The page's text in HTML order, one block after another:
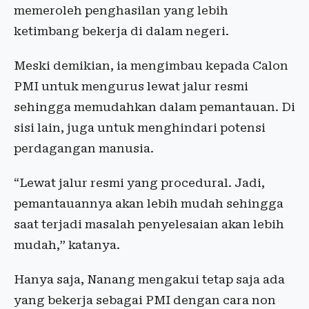
memeroleh penghasilan yang lebih
ketimbang bekerja di dalam negeri.
Meski demikian, ia mengimbau kepada Calon
PMI untuk mengurus lewat jalur resmi
sehingga memudahkan dalam pemantauan. Di
sisi lain, juga untuk menghindari potensi
perdagangan manusia.
“Lewat jalur resmi yang procedural. Jadi,
pemantauannya akan lebih mudah sehingga
saat terjadi masalah penyelesaian akan lebih
mudah,” katanya.
Hanya saja, Nanang mengakui tetap saja ada
yang bekerja sebagai PMI dengan cara non